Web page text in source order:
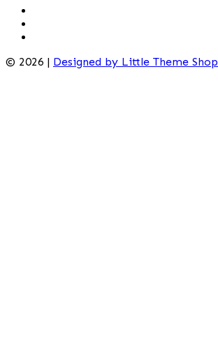
© 2026 | Designed by Little Theme Shop